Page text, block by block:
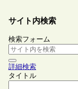
サイト内検索
検索フォーム
詳細検索
タイトル